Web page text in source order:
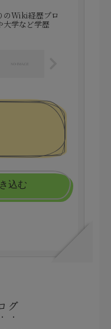
、15歳の少女...
のWiki経歴プロ
大学など学歴
込む
グ